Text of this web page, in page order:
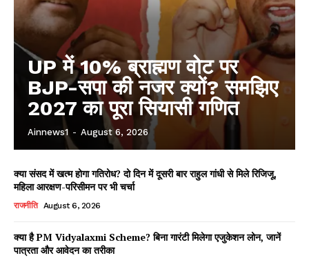
UP में 10% ब्राह्मण वोट पर
BJP-सपा की नजर क्यों? समझिए
2027 का पूरा सियासी गणित
Ainnews1 - August 6, 2026
क्या संसद में खत्म होगा गतिरोध? दो दिन में दूसरी बार राहुल गांधी से मिले रिजिजू,
महिला आरक्षण-परिसीमन पर भी चर्चा
राजनीति August 6, 2026
क्या है PM Vidyalaxmi Scheme? बिना गारंटी मिलेगा एजुकेशन लोन, जानें
पात्रता और आवेदन का तरीका